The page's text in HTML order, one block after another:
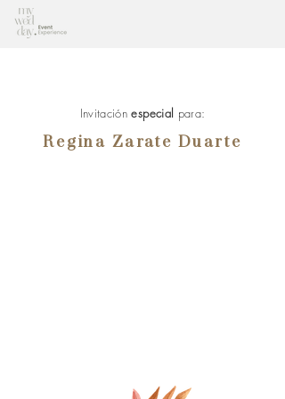
Invitaciónespecial para:
Regina Zarate Duarte